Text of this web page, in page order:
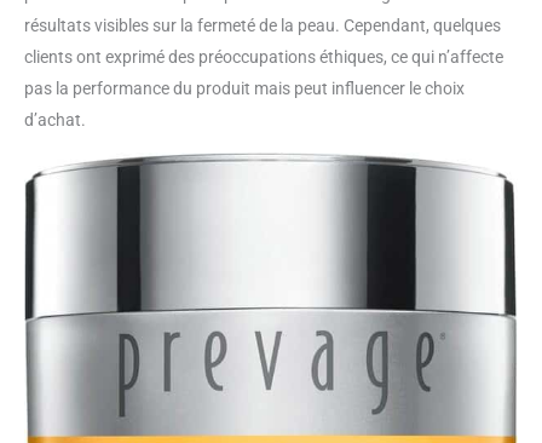
résultats visibles sur la fermeté de la peau. Cependant, quelques
clients ont exprimé des préoccupations éthiques, ce qui n’affecte
pas la performance du produit mais peut influencer le choix
d’achat.